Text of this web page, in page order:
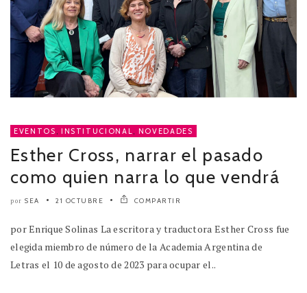
EVENTOS , INSTITUCIONAL, NOVEDADES
Esther Cross, narrar el pasado
como quien narra lo que vendrá
por SEA 21 OCTUBRE COMPARTIR
por Enrique Solinas La escritora y traductora Esther Cross fue
elegida miembro de número de la Academia Argentina de
Letras el 10 de agosto de 2023 para ocupar el..